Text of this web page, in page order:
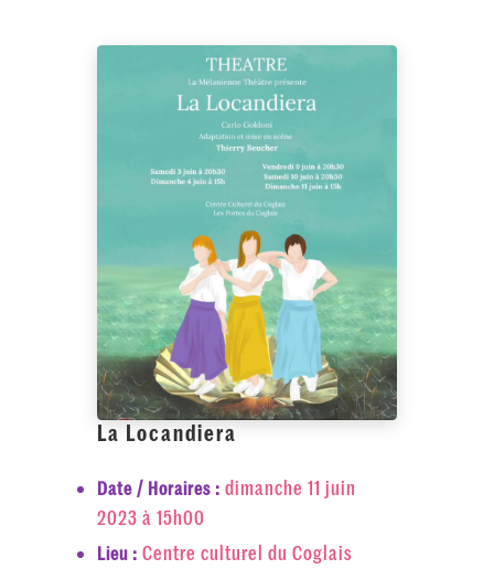
La Locandiera
Date / Horaires : dimanche 11 juin
2023 à 15h00
Lieu : Centre culturel du Coglais